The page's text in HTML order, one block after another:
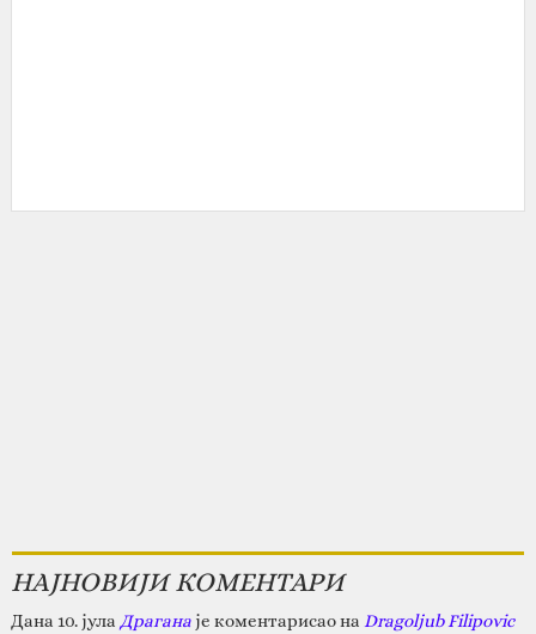
НАЈНОВИЈИ КОМЕНТАРИ
Дана 10. јула Драганаје коментарисао на Dragoljub Filipovic